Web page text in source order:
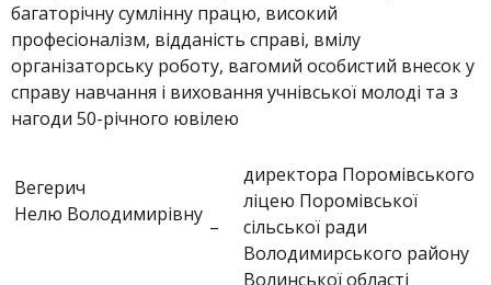
багаторічну сумлінну працю, високий
професіоналізм, відданість справі, вмілу
організаторську роботу, вагомий особистий внесок у
справу навчання і виховання учнівської молоді та з
нагоди 50-річного ювілею
Вегерич
Нелю Володимирівну
–
директора Поромівського
ліцею Поромівської
сільської ради
Володимирського району
Волинської області